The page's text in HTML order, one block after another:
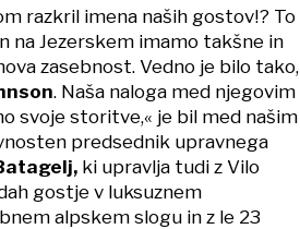
razkril imena naših gostov!? To
na Jezerskem imamo takšne in
zasebnost. Vedno je bilo tako,
. Naša naloga med njegovim
svoje storitve,« je bil med našim
predsednik upravnega
ki upravlja tudi z Vilo
gostje v luksuznem
alpskem slogu in z le 23